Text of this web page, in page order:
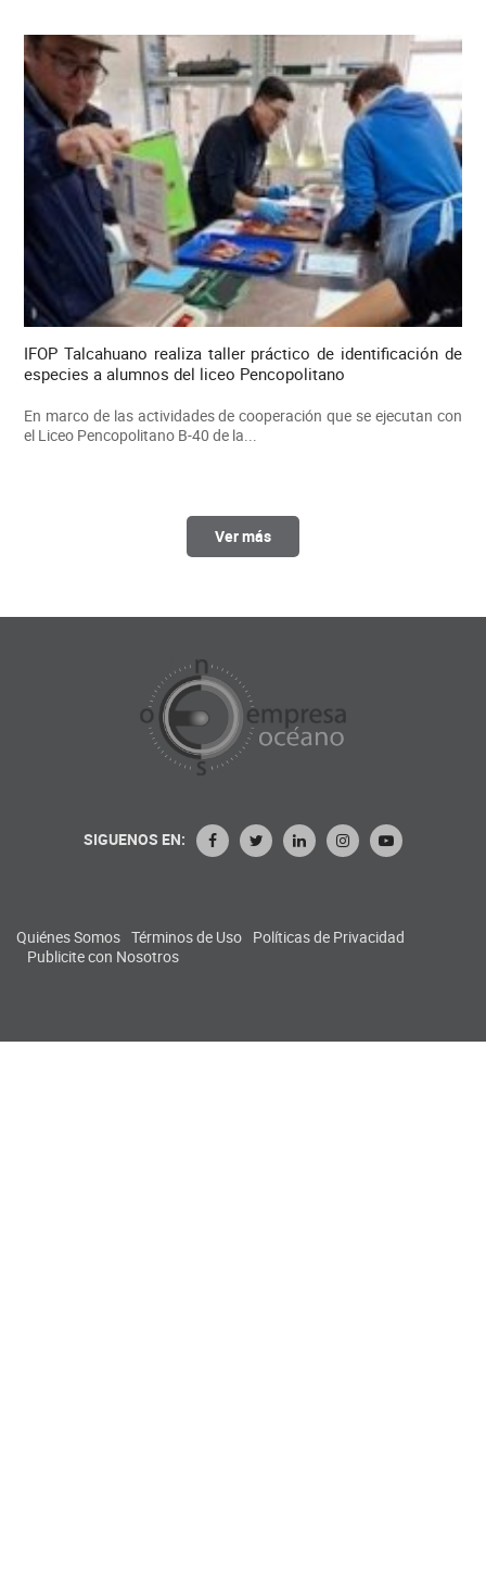
IFOP Talcahuano realiza taller práctico de identificación de
especies a alumnos del liceo Pencopolitano
En marco de las actividades de cooperación que se ejecutan con
el Liceo Pencopolitano B-40 de la...
Ver más
SIGUENOS EN:
Quiénes Somos Términos de Uso Políticas de Privacidad
Publicite con Nosotros